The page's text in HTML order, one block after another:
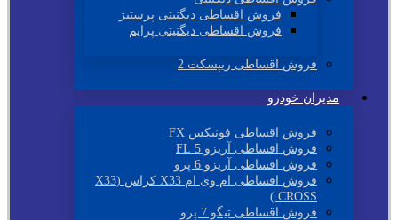
فروش اقساطی دیگنیتی پرستیژ
فروش اقساطی دیگنیتی پرایم
فروش اقساطی ریپسکت 2
مدیران خودرو
فروش اقساطی فونیکس FX
فروش اقساطی آریزو 5 FL
فروش اقساطی آریزو 6 پرو
فروش اقساطی ام وی ام X33 کراس (X33
CROSS )
فروش اقساطی تیگو 7 پرو